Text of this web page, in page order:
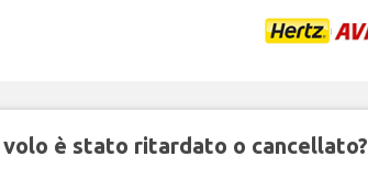
è stato ritardato o cancellato?